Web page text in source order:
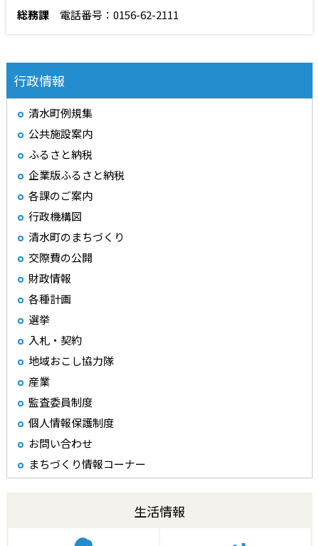
行政情報
清水町例規集
公共施設案内
ふるさと納税
企業版ふるさと納税
各課のご案内
行政機構図
清水町のまちづくり
交際費の公開
財政情報
各種計画
選挙
入札・契約
地域おこし協力隊
産業
監査委員制度
個人情報保護制度
お問い合わせ
まちづくり情報コーナー
生活情報
総務課電話番号：0156-62-2111